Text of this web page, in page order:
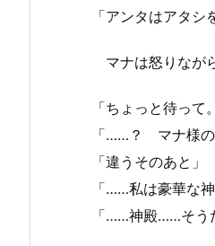
「アンタはアタ
マナは怒りなが
「ちょっと待っ
「……？ マナ様の
「違うそのあと」
「……私は豪華な
「……神殿……そう